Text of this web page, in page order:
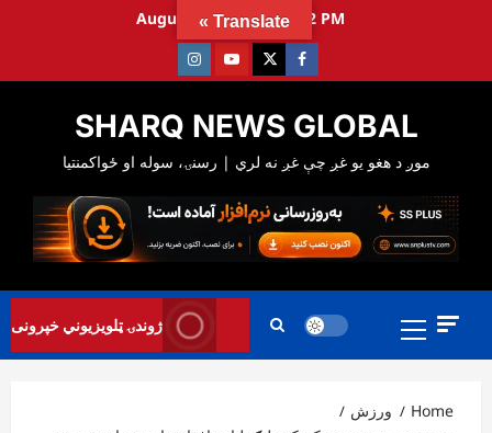
August 8, 2026 5:45:33 PM
Facebook
Twitter
Youtube
Instagram
SHARQ NEWS GLOBAL
Primary
ژوندۍ ټلویزیوني خپرونی
Home
ورزش
Translate »